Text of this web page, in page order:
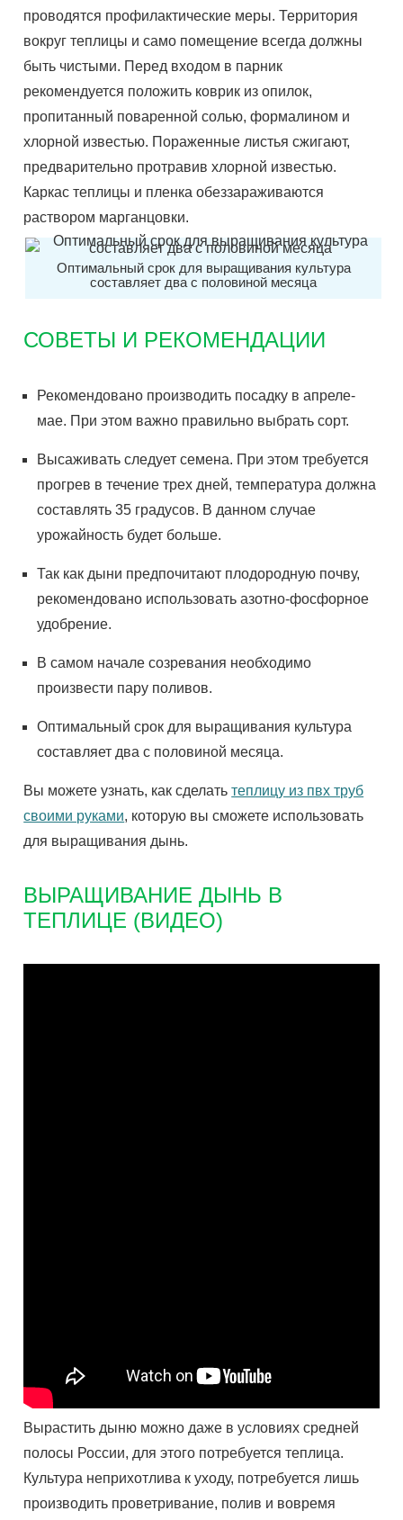
проводятся профилактические меры. Территория
вокруг теплицы и само помещение всегда должны
быть чистыми. Перед входом в парник
рекомендуется положить коврик из опилок,
пропитанный поваренной солью, формалином и
хлорной известью. Пораженные листья сжигают,
предварительно протравив хлорной известью.
Каркас теплицы и пленка обеззараживаются
раствором марганцовки.
Оптимальный срок для выращивания культура
составляет два с половиной месяца
СОВЕТЫ И РЕКОМЕНДАЦИИ
Рекомендовано производить посадку в апреле-
мае. При этом важно правильно выбрать сорт.
Высаживать следует семена. При этом требуется
прогрев в течение трех дней, температура должна
составлять 35 градусов. В данном случае
урожайность будет больше.
Так как дыни предпочитают плодородную почву,
рекомендовано использовать азотно-фосфорное
удобрение.
В самом начале созревания необходимо
произвести пару поливов.
Оптимальный срок для выращивания культура
составляет два с половиной месяца.
Вы можете узнать, как сделатьтеплицу из пвх труб
своими руками, которую вы сможете использовать
для выращивания дынь.
ВЫРАЩИВАНИЕ ДЫНЬ В
ТЕПЛИЦЕ (ВИДЕО)
Вырастить дыню можно даже в условиях средней
полосы России, для этого потребуется теплица.
Культура неприхотлива к уходу, потребуется лишь
производить проветривание, полив и вовремя